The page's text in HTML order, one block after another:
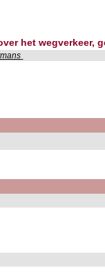
het wegverkeer,